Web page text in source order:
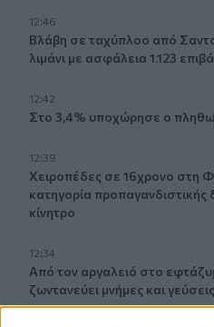
12:46
Βλάβη σε ταχύπλοο από
λιμάνι με ασφάλεια 1.123
12:42
Στο 3,4% υποχώρησε ο
12:39
Xειροπέδες σε 16χρονο στη
κατηγορία
κίνητρο
12:34
Από τον αργαλειό στο
ζωντανεύει μνήμες και